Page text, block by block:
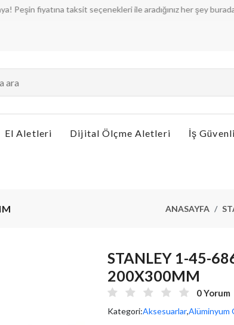
fiyatına taksit seçenekleri ile aradığınız her şey burada!
El Aletleri Dijital Ölçme Aletleri İş
ANASAYFA
STANLEY 1-45-
200X300MM
0 Yorum
Kategori:Aksesuarlar,Alüminyum